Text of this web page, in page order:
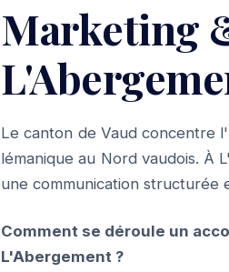
Marketing
Le canton de Vaud concentre
lémanique au Nord vaudois. À
une communication structurée
Comment se déroule un
L'Abergement ?